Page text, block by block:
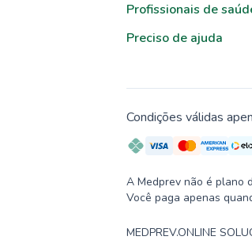
Profissionais de
Preciso de ajuda
Condições válidas
A Medprev não é plano
Você paga apenas
MEDPREV.ONLINE